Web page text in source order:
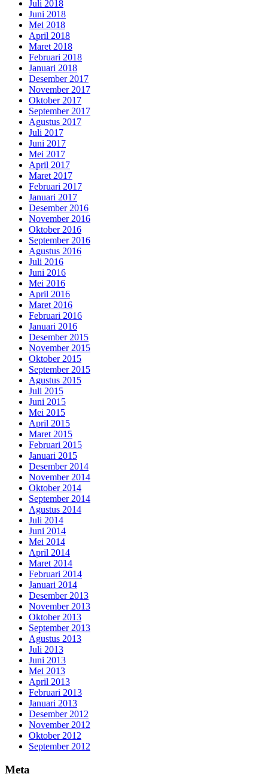
Juli 2018
Juni 2018
Mei 2018
April 2018
Maret 2018
Februari 2018
Januari 2018
Desember 2017
November 2017
Oktober 2017
September 2017
Agustus 2017
Juli 2017
Juni 2017
Mei 2017
April 2017
Maret 2017
Februari 2017
Januari 2017
Desember 2016
November 2016
Oktober 2016
September 2016
Agustus 2016
Juli 2016
Juni 2016
Mei 2016
April 2016
Maret 2016
Februari 2016
Januari 2016
Desember 2015
November 2015
Oktober 2015
September 2015
Agustus 2015
Juli 2015
Juni 2015
Mei 2015
April 2015
Maret 2015
Februari 2015
Januari 2015
Desember 2014
November 2014
Oktober 2014
September 2014
Agustus 2014
Juli 2014
Juni 2014
Mei 2014
April 2014
Maret 2014
Februari 2014
Januari 2014
Desember 2013
November 2013
Oktober 2013
September 2013
Agustus 2013
Juli 2013
Juni 2013
Mei 2013
April 2013
Februari 2013
Januari 2013
Desember 2012
November 2012
Oktober 2012
September 2012
Meta